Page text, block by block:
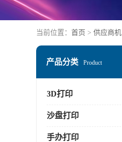
当前位置： 首页 > 供应商机
产品分类 Product
3D打印
沙盘打印
手办打印